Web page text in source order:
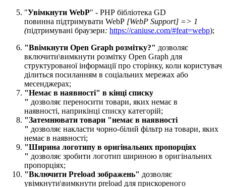
"Увімкнути WebP​" - PHP бібліотека GD
повинна підтримувати WebP [WebP Support] => 1
(підтримувані браузери: https://caniuse.com/#feat=webp);
"Ввімкнути Open Graph розмітку?" дозволяє
включити\вимкнути розмітку Open Graph для
структурованої інформації про сторінку, коли користувач
ділиться посиланням в соціальних мережах або
месенджерах;
"Немає в наявності" в кінці списку​
" дозволяє переносити товари, яких немає в
наявності, наприкінці списку категорій;
"Затемнювати товари "немає в наявності​
" дозволяє накласти чорно-білий фільтр на товари, яких
немає в наявності;
"Ширина логотипу в оригінальних пропорціях​
" дозволяє зробити логотип шириною в оригінальних
пропорціях;
"Включити Preload зображень​" дозволяє
увімкнути\вимкнути preload для прискореного